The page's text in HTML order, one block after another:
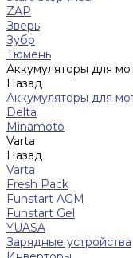
ZAP
Зверь
Зубр
Тюмень
Аккумуляторы для
Назад
Аккумуляторы для
Delta
Minamoto
Varta
Назад
Varta
Fresh Pack
Funstart AGM
Funstart Gel
YUASA
Зарядные устройства